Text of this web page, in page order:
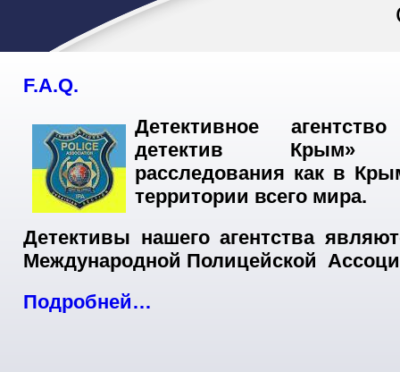
F.A.Q.
Детективное
детектив Крым»
расследования как в
территории всего мира.
Детективы нашего агентства
Международной Полицейской
Подробней…